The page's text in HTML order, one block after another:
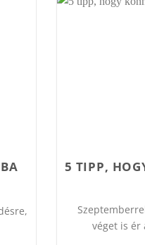
5 TIPP,
véget is ér